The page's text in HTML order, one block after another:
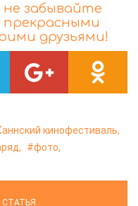
забывайте
друзьями!
кинофестиваль,
фото,